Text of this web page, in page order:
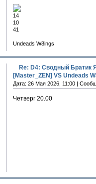
14
10
41
Undeads W8ings
Re: D4: Сводный Братик
[Master_ZEN] VS Undeads
Дата: 26 Мая 2026, 11:00 |
Четверг 20.00